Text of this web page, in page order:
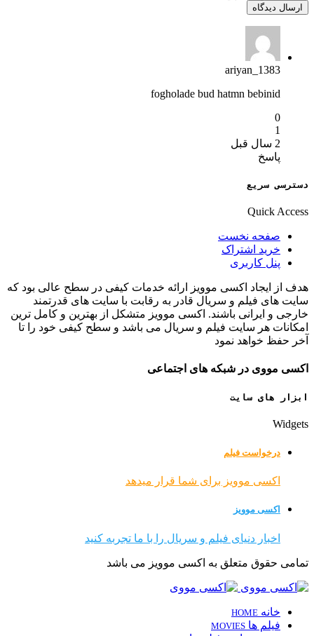
ارسال دیدگاه
ariyan_1383
fogholade bud hatmn bebinid
0
1
2 سال قبل
پاسخ
دسترسی سریع
Quick Access
صفحه نخست
خرید اشتراک
پنل کاربری
هدف از ایجاد اکسی موویز ارائه خدمات کیفی در سطح عالی بود که
سایت های فیلم و سریال قادر به رقابت با سایت های قدرتمند
خارجی و ایرانی باشند. اکسی موویز متشکل از بهترین و کامل ترین
امکانات هر سایت فیلم و سریال می باشد و سطح کیفی خود را تا
آخر حفظ خواهد نمود
اکسی مووی در شبکه های اجتماعی
ابزار های سایت
Widgets
درخواست فیلم
اکسی موویز برای شما قرار میدهد
اکسی موویز
اخبار دنیای فیلم و سریال را با ما تجربه کنید
تمامی حقوق متعلق به اکسی موویز می باشد
خانه HOME
فیلم ها MOVIES